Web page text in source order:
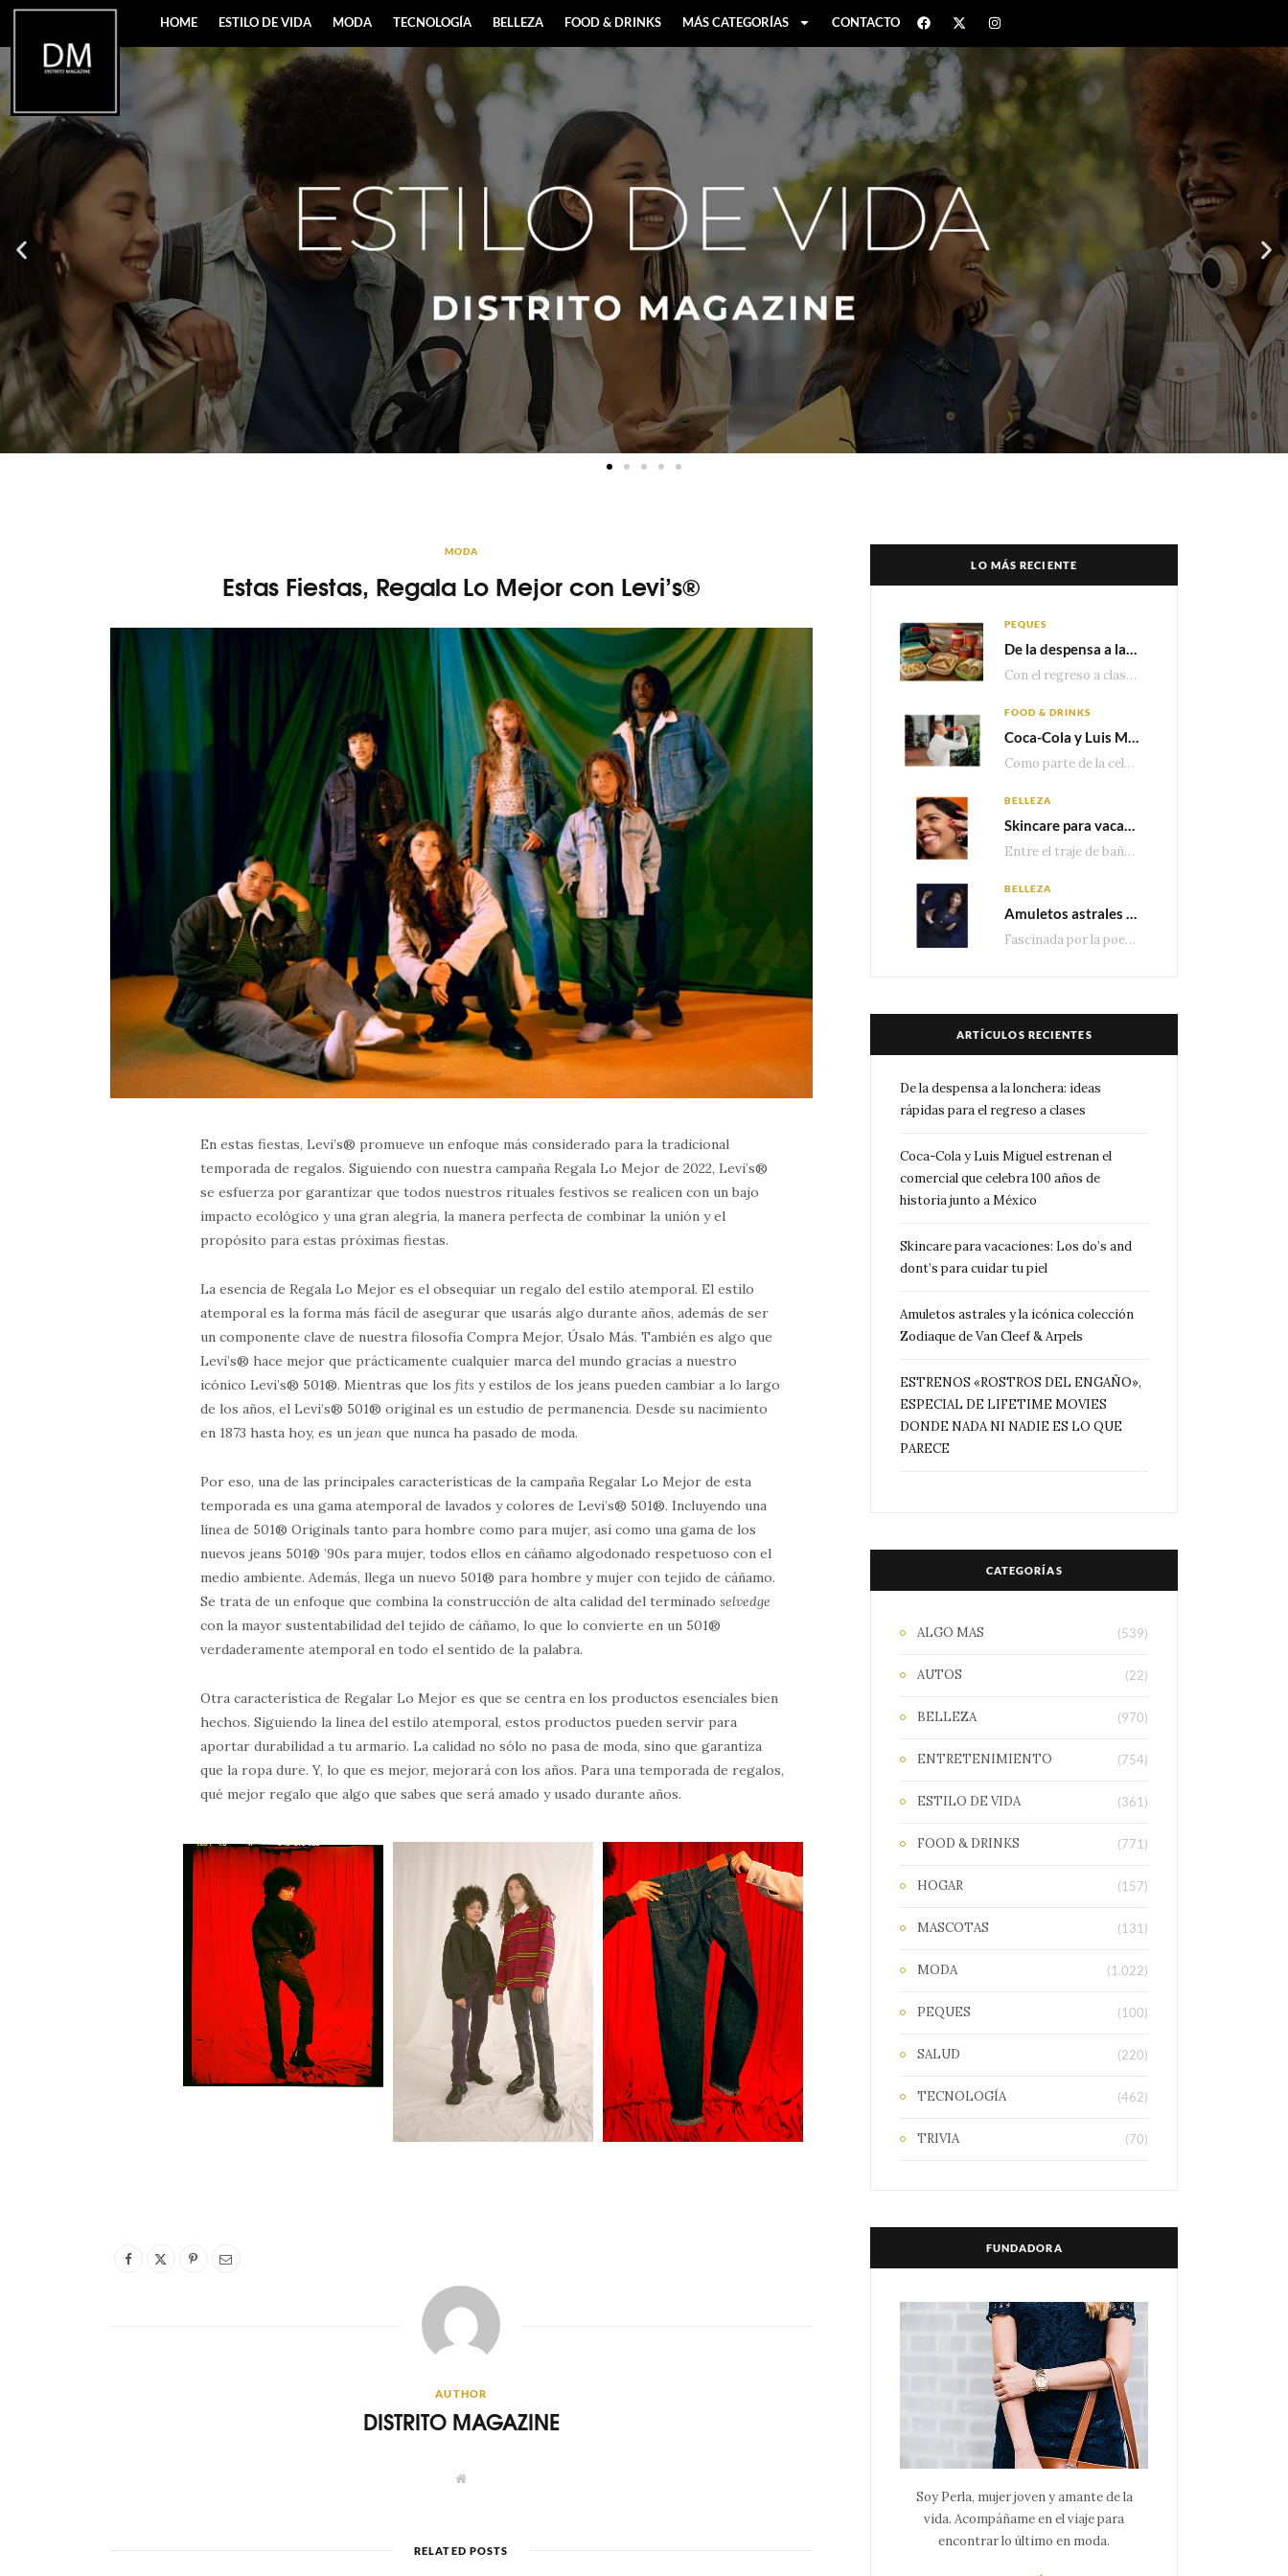
HOME ESTILO DE VIDA MODA TECNOLOGÍA BELLEZA FOOD & DRINKS MÁS CATEGORÍAS CONTACTO
MODA
Estas Fiestas, Regala Lo Mejor con Levi’s®
En estas fiestas, Levi’s® promueve un enfoque más considerado para la tradicional
temporada de regalos. Siguiendo con nuestra campaña Regala Lo Mejor de 2022, Levi’s®
se esfuerza por garantizar que todos nuestros rituales festivos se realicen con un bajo
impacto ecológico y una gran alegría, la manera perfecta de combinar la unión y el
propósito para estas próximas fiestas.
La esencia de Regala Lo Mejor es el obsequiar un regalo del estilo atemporal. El estilo
atemporal es la forma más fácil de asegurar que usarás algo durante años, además de ser
un componente clave de nuestra filosofía Compra Mejor, Úsalo Más. También es algo que
Levi’s® hace mejor que prácticamente cualquier marca del mundo gracias a nuestro
icónico Levi’s® 501®. Mientras que los fits y estilos de los jeans pueden cambiar a lo largo
de los años, el Levi’s® 501® original es un estudio de permanencia. Desde su nacimiento
en 1873 hasta hoy, es unjean que nunca ha pasado de moda.
Por eso, una de las principales características de la campaña Regalar Lo Mejor de esta
temporada es una gama atemporal de lavados y colores de Levi’s® 501®. Incluyendo una
línea de 501® Originals tanto para hombre como para mujer, así como una gama de los
nuevos jeans 501® ’90s para mujer, todos ellos en cáñamo algodonado respetuoso con el
medio ambiente. Además, llega un nuevo 501® para hombre y mujer con tejido de cáñamo.
Se trata de un enfoque que combina la construcción de alta calidad del terminadoselvedge
con la mayor sustentabilidad del tejido de cáñamo, lo que lo convierte en un 501®
verdaderamente atemporal en todo el sentido de la palabra.
Otra característica de Regalar Lo Mejor es que se centra en los productos esenciales bien
hechos. Siguiendo la línea del estilo atemporal, estos productos pueden servir para
aportar durabilidad a tu armario. La calidad no sólo no pasa de moda, sino que garantiza
que la ropa dure. Y, lo que es mejor, mejorará con los años. Para una temporada de regalos,
qué mejor regalo que algo que sabes que será amado y usado durante años.
AUTHOR
DISTRITO MAGAZINE
W
e
RELATED POSTS
LO MÁS RECIENTE
PEQUES
De la despensa a la lonchera: ideas rápidas para el regreso a clases
Con el regreso a clases cada vez más cerca, las familias comienzan a reorganizar horarios,…
FOOD & DRINKS
Coca-Cola y Luis Miguel estrenan el comercial que celebra 100 años de historia junto a México
Como parte de la celebración por sus primeros 100 años enMéxico, Coca-Cola presenta hoy el…
BELLEZA
Skincare para vacaciones: Los do’s and dont’s para cuidar tu piel
Entre el traje de baño, las sandalias, los lentes de sol y los looks que…
BELLEZA
Amuletos astrales y la icónica colección Zodiaque de Van Cleef & Arpels
Fascinada por la poesía de las estrellas, la Maison Van Cleef & Arpels celebra la llegada de las…
ARTÍCULOS RECIENTES
De la despensa a la lonchera: ideas
rápidas para el regreso a clases
Coca-Cola y Luis Miguel estrenan el
comercial que celebra 100 años de
historia junto a México
Skincare para vacaciones: Los do’s and
dont’s para cuidar tu piel
Amuletos astrales y la icónica colección
Zodiaque de Van Cleef & Arpels
ESTRENOS «ROSTROS DEL ENGAÑO»,
ESPECIAL DE LIFETIME MOVIES
DONDE NADA NI NADIE ES LO QUE
PARECE
CATEGORÍAS
ALGO MAS (539)
AUTOS (22)
BELLEZA (970)
ENTRETENIMIENTO (754)
ESTILO DE VIDA (361)
FOOD & DRINKS (771)
HOGAR (157)
MASCOTAS (131)
MODA (1.022)
PEQUES (100)
SALUD (220)
TECNOLOGÍA (462)
TRIVIA (70)
FUNDADORA
Soy Perla, mujer joven y amante de la
vida. Acompáñame en el viaje para
encontrar lo último en moda.